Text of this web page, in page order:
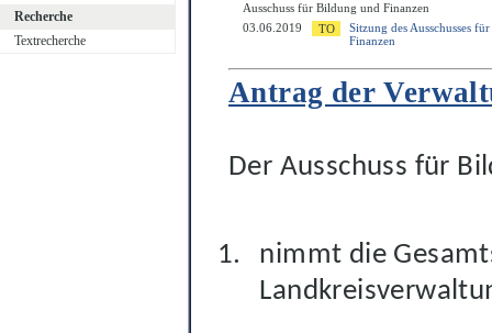
Recherche
Textrecherche
Ausschuss für Bildung und Finanzen
03.06.2019
Sitzung des Ausschusses
Finanzen
Antrag der
Der Ausschuss für
nimmt die